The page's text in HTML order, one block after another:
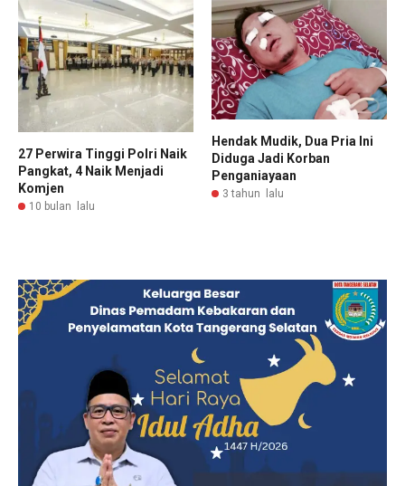
27 Perwira Tinggi Polri Naik
Pangkat, 4 Naik Menjadi
Komjen
10 bulan lalu
Hendak Mudik, Dua Pria lni
Diduga Jadi Korban
Penganiayaan
3 tahun lalu